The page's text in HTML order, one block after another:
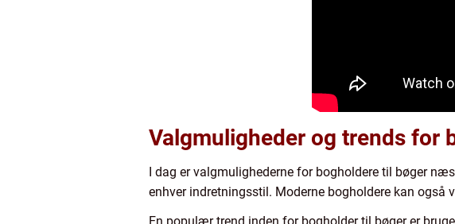
Valgmuligheder og trends for
I dag er valgmulighederne for bogholdere til bøger
enhver indretningsstil. Moderne bogholdere kan